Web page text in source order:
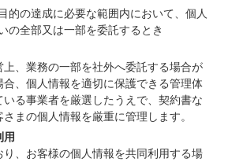
的の達成に必要な範囲内において、個人
の全部又は一部を委託するとき
上、業務の一部を社外へ委託する場合が
合、個人情報を適切に保護できる管理体
る事業者を厳選したうえで、契約書な
まの個人情報を厳重に管理します。
用
り、お客様の個人情報を共同利用する場